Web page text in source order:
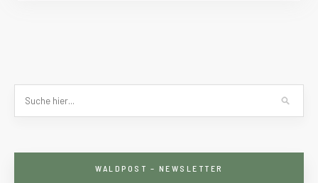
WALDPOST – NEWSLETTER